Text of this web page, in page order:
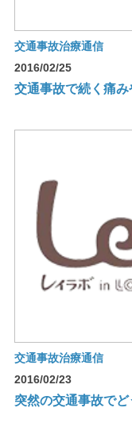
交通事故治療通信
2016/02/25
交通事故で続く痛
交通事故治療通信
2016/02/23
突然の交通事故で